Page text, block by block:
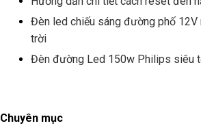
Chuyên mục
Đèn led chiếu sáng đường phố
trời
Đèn đường Led 150w Philips siêu